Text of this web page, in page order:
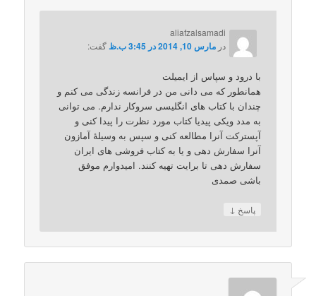
aliafzalsamadi
درمارس 10, 2014 در 3:45 ب.ظ گفت:
با درود و سپاس از ایمیلت
همانطور که می دانی من در فرانسه زندگی می کنم و
چندان با کتاب های انگلیسی سروکار ندارم. می توانی
به مدد ویکی پیدیا کتاب مورد نظرت را پیدا کنی و
آپسترکت آنرا مطالعه کنی و سپس به وسیلۀ آمازون
آنرا سفارش دهی و یا به کتاب فروشی های ایران
سفارش دهی تا برایت تهیه کنند. امیدوارم موفق
باشی صمدی
پاسخ ↓